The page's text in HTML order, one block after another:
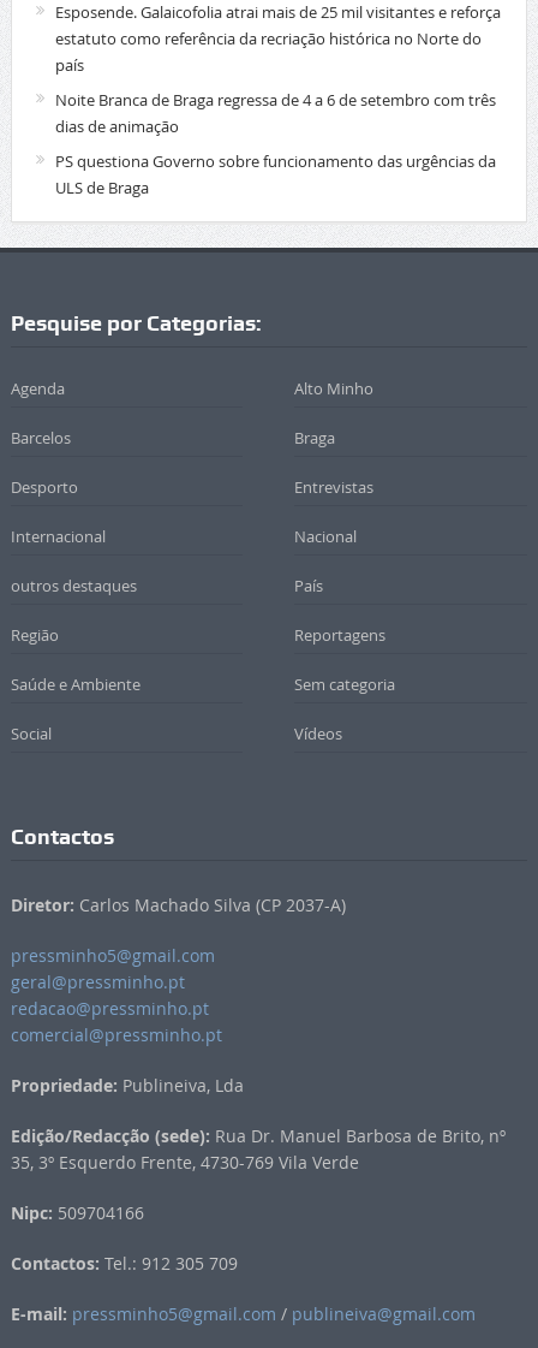
Esposende. Galaicofolia atrai mais de 25 mil visitantes e reforça
estatuto como referência da recriação histórica no Norte do
país
Noite Branca de Braga regressa de 4 a 6 de setembro com três
dias de animação
PS questiona Governo sobre funcionamento das urgências da
ULS de Braga
Pesquise por Categorias:
Agenda Alto Minho
Barcelos Braga
Desporto Entrevistas
Internacional Nacional
outros destaques País
Região Reportagens
Saúde e Ambiente Sem categoria
Social Vídeos
Contactos
Diretor: Carlos Machado Silva (CP 2037-A)
pressminho5@gmail.com
geral@pressminho.pt
redacao@pressminho.pt
comercial@pressminho.pt
Propriedade: Publineiva, Lda
Edição/Redacção (sede): Rua Dr. Manuel Barbosa de Brito, nº
35, 3º Esquerdo Frente, 4730-769 Vila Verde
Nipc: 509704166
Contactos: Tel.: 912 305 709
E-mail: pressminho5@gmail.com / publineiva@gmail.com